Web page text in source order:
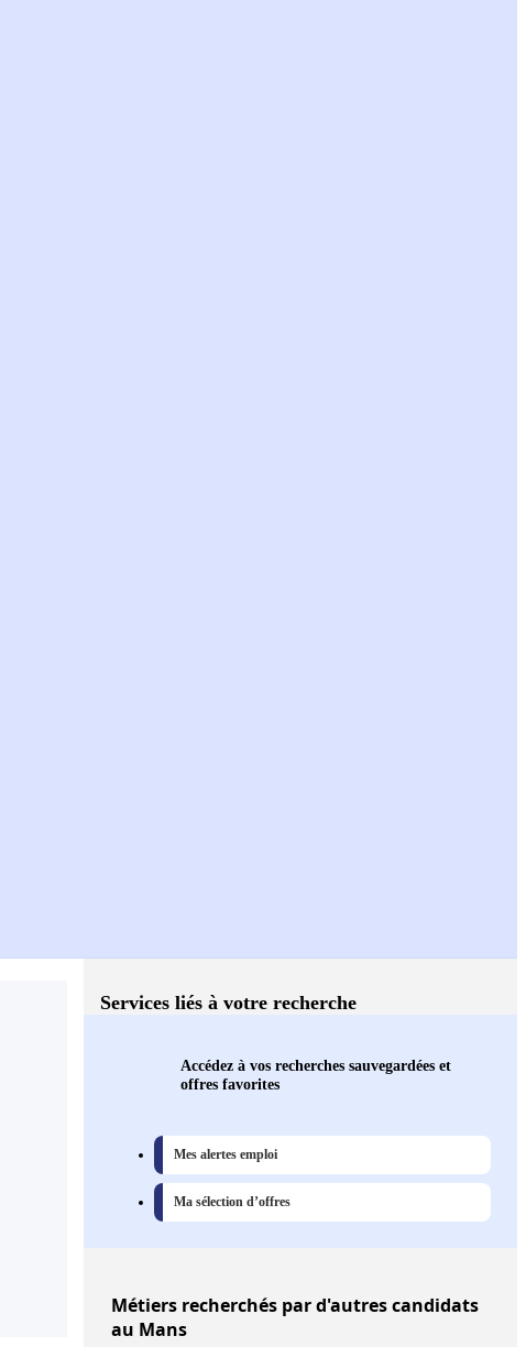
Services liés à votre recherche
Accédez à vos recherches sauvegardées et
offres favorites
Mes alertes emploi
Ma sélection d’offres
Métiers recherchés par d'autres candidats
au Mans